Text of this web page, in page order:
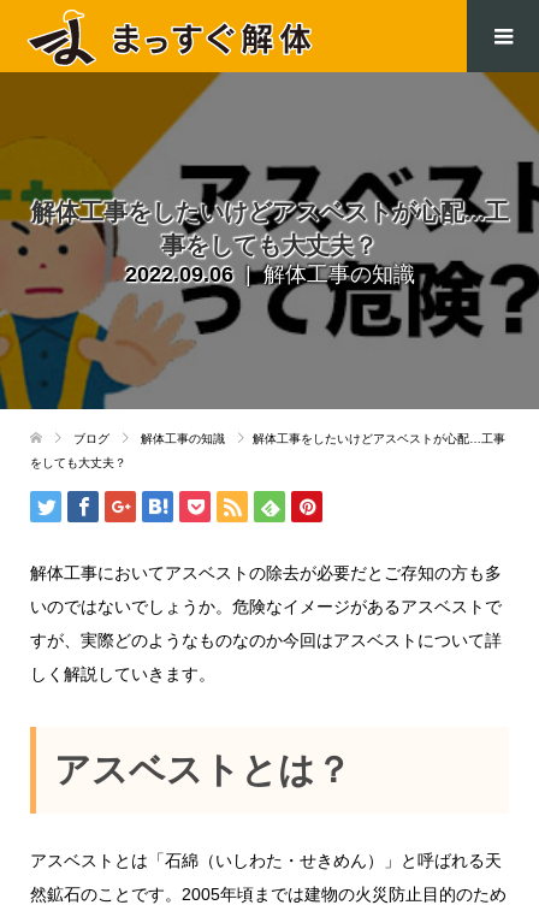
解体工事をしたいけどアスベストが心配…工
事をしても大丈夫？
2022.09.06 解体工事の知識
ブログ 解体工事の知識
解体工事をしたいけどアスベストが心配…工事
をしても大丈夫？
解体工事においてアスベストの除去が必要だとご存知の方も多
いのではないでしょうか。危険なイメージがあるアスベストで
すが、実際どのようなものなのか今回はアスベストについて詳
しく解説していきます。
アスベストとは？
アスベストとは「石綿（いしわた・せきめん）」と呼ばれる天
然鉱石のことです。2005年頃までは建物の火災防止目的のため